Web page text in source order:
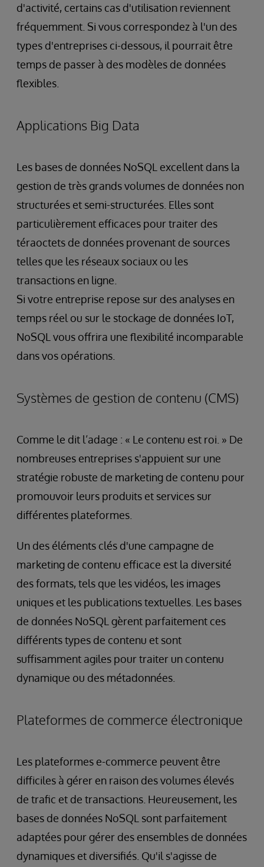
d'activité, certains cas d'utilisation reviennent
fréquemment. Si vous correspondez à l'un des
types d'entreprises ci-dessous, il pourrait être
temps de passer à des modèles de données
flexibles.
Applications Big Data
Les bases de données NoSQL excellent dans la
gestion de très grands volumes de données non
structurées et semi-structurées. Elles sont
particulièrement efficaces pour traiter des
téraoctets de données provenant de sources
telles que les réseaux sociaux ou les
transactions en ligne.
Si votre entreprise repose sur des analyses en
temps réel ou sur le stockage de données IoT,
NoSQL vous offrira une flexibilité incomparable
dans vos opérations.
Systèmes de gestion de contenu (CMS)
Comme le dit l’adage : « Le contenu est roi. » De
nombreuses entreprises s'appuient sur une
stratégie robuste de marketing de contenu pour
promouvoir leurs produits et services sur
différentes plateformes.
Un des éléments clés d'une campagne de
marketing de contenu efficace est la diversité
des formats, tels que les vidéos, les images
uniques et les publications textuelles. Les bases
de données NoSQL gèrent parfaitement ces
différents types de contenu et sont
suffisamment agiles pour traiter un contenu
dynamique ou des métadonnées.
Plateformes de commerce électronique
Les plateformes e-commerce peuvent être
difficiles à gérer en raison des volumes élevés
de trafic et de transactions. Heureusement, les
bases de données NoSQL sont parfaitement
adaptées pour gérer des ensembles de données
dynamiques et diversifiés. Qu'il s'agisse de